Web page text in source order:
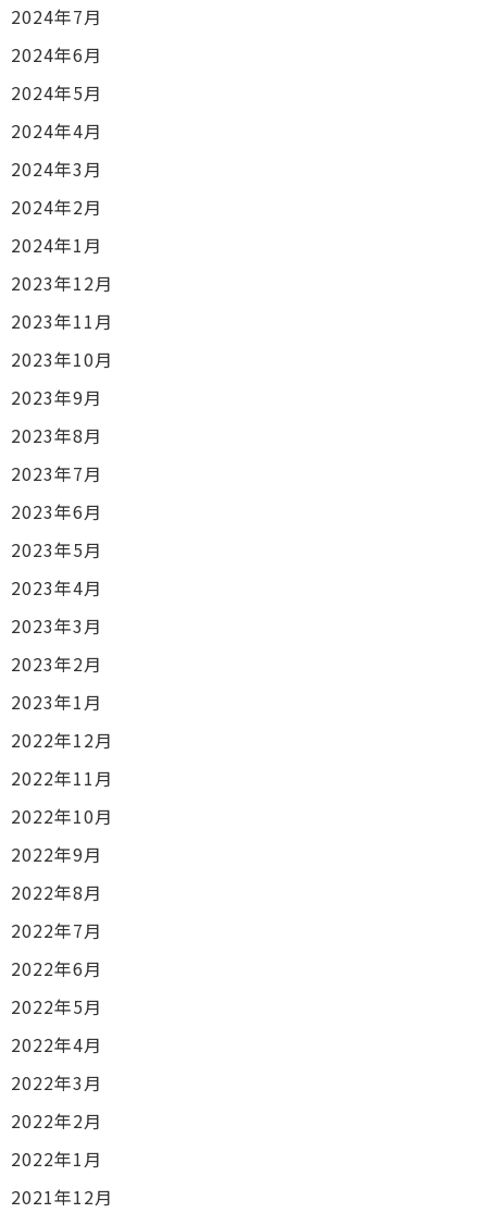
2024年7月
2024年6月
2024年5月
2024年4月
2024年3月
2024年2月
2024年1月
2023年12月
2023年11月
2023年10月
2023年9月
2023年8月
2023年7月
2023年6月
2023年5月
2023年4月
2023年3月
2023年2月
2023年1月
2022年12月
2022年11月
2022年10月
2022年9月
2022年8月
2022年7月
2022年6月
2022年5月
2022年4月
2022年3月
2022年2月
2022年1月
2021年12月